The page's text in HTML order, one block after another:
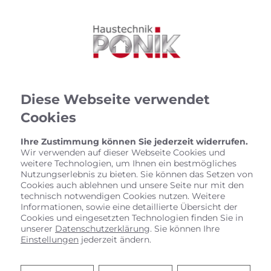
Diese Webseite verwendet
Cookies
Ihre Zustimmung können Sie jederzeit widerrufen.
Wir verwenden auf dieser Webseite Cookies und
weitere Technologien, um Ihnen ein bestmögliches
Nutzungserlebnis zu bieten. Sie können das Setzen von
Cookies auch ablehnen und unsere Seite nur mit den
technisch notwendigen Cookies nutzen. Weitere
Informationen, sowie eine detaillierte Übersicht der
Cookies und eingesetzten Technologien finden Sie in
unserer Datenschutzerklärung. Sie können Ihre
Einstellungen jederzeit ändern.